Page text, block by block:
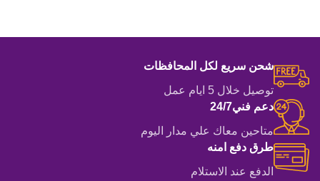
شحن سريع لكل المحافظات
توصيل خلال 5 ايام عمل
دعم فني24/7
متاحين معاك علي مدار اليوم
طرق دفع امنه
الدفع عند الاستلام